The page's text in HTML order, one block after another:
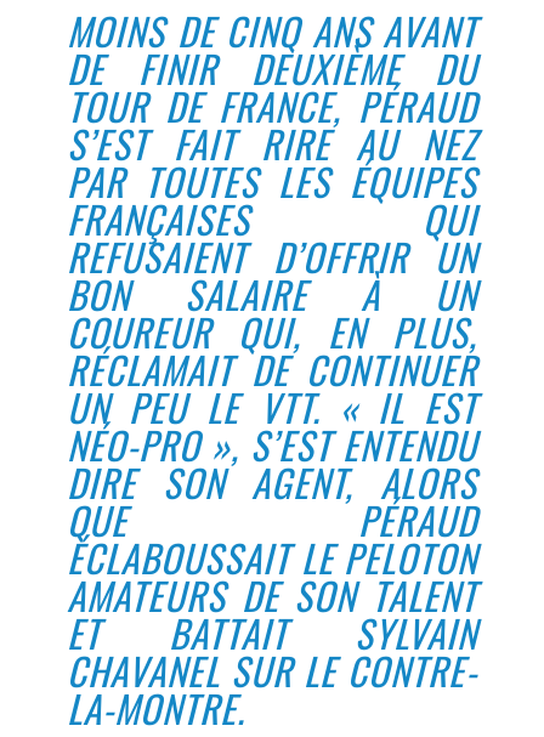
MOINS DE CINQ ANS AVANT
DE FINIR DEUXIÈME DU
TOUR DE FRANCE, PÉRAUD
S’EST FAIT RIRE AU NEZ
PAR TOUTES LES ÉQUIPES
FRANÇAISES QUI
REFUSAIENT D’OFFRIR UN
BON SALAIRE À UN
COUREUR QUI, EN PLUS,
RÉCLAMAIT DE CONTINUER
UN PEU LE VTT. « IL EST
NÉO-PRO », S’EST ENTENDU
DIRE SON AGENT, ALORS
QUE PÉRAUD
ÉCLABOUSSAIT LE PELOTON
AMATEURS DE SON TALENT
ET BATTAIT SYLVAIN
CHAVANEL SUR LE CONTRE-
LA-MONTRE.